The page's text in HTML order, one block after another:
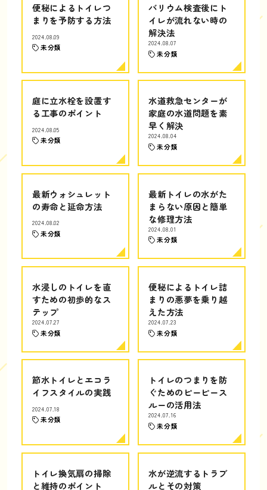
便秘によるトイレつ
まりを予防する方法
2024.08.09
未分類
バリウム検査後にト
イレが流れない時の
解決法
2024.08.07
未分類
庭に立水栓を設置す
る工事のポイント
2024.08.05
未分類
水道救急センターが
家庭の水道問題を素
早く解決
2024.08.04
未分類
最新ウォシュレット
の寿命と延命方法
2024.08.02
未分類
最新トイレの水がた
まらない原因と簡単
な修理方法
2024.08.01
未分類
水浸しのトイレを直
すための初歩的なス
テップ
2024.07.27
未分類
便秘によるトイレ詰
まりの悪夢を乗り越
えた方法
2024.07.23
未分類
節水トイレとエコラ
イフスタイルの実践
2024.07.18
未分類
トイレのつまりを防
ぐためのピーピース
ルーの活用法
2024.07.16
未分類
トイレ換気扇の掃除
と維持のポイント
水が逆流するトラブ
ルとその対策